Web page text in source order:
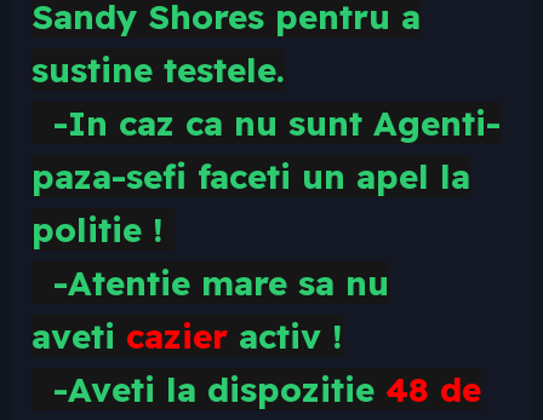
Sandy Shores pentru a
sustine testele.
-In caz ca nu sunt Agenti-
paza-sefi faceti un apel la
politie !
-Atentie mare sa nu
aveti cazier activ !
-Aveti la dispozitie 48 de